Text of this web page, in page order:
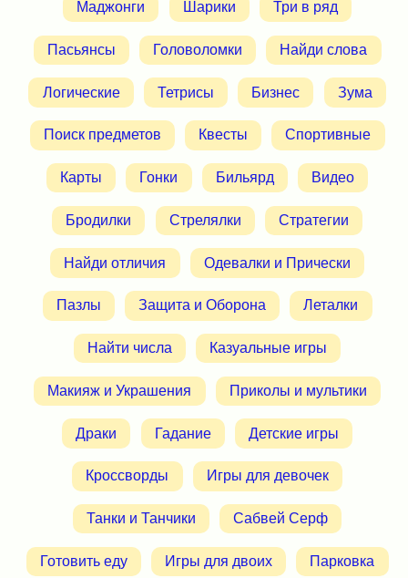
Маджонги Шарики Три в ряд
Пасьянсы Головоломки Найди слова
Логические Тетрисы Бизнес Зума
Поиск предметов Квесты Спортивные
Карты Гонки Бильярд Видео
Бродилки Стрелялки Стратегии
Найди отличия Одевалки и Прически
Пазлы Защита и Оборона Леталки
Найти числа Казуальные игры
Макияж и Украшения Приколы и мультики
Драки Гадание Детские игры
Кроссворды Игры для девочек
Танки и Танчики Сабвей Серф
Готовить еду Игры для двоих Парковка